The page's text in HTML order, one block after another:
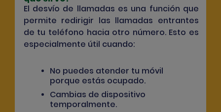
El desvío de llamadas es una función que
permite redirigir las llamadas entrantes
de tu teléfono hacia otro número. Esto es
especialmente útil cuando:
No puedes atender tu móvil
porque estás ocupado.
Cambias de dispositivo
temporalmente.